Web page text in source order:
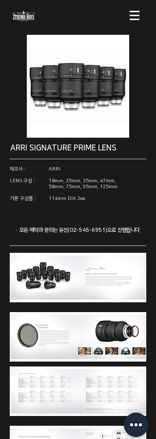
ARRI SIGNATURE PRIME LENS
제조사 :
LENS 구성 :
​기본 구성품 :
ARRI
18mm, 25mm, 35mm, 47mm,
58mm, 75mm, 95mm, 125mm​
114mm DIA 2ea
· ​모든 예약과 문의는 유선(02-545-6951)으로 진행됩니다.